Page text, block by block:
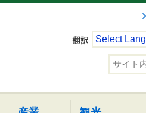
Select